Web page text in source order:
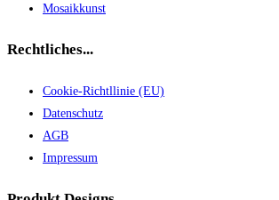
Mosaikkunst
Rechtliches...
Cookie-Richtllinie (EU)
Datenschutz
AGB
Impressum